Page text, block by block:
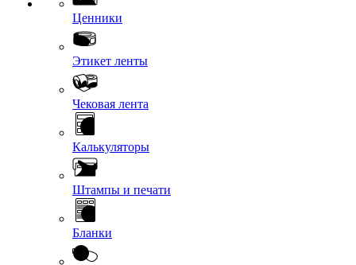
Ценники
Этикет ленты
Чековая лента
Калькуляторы
Штампы и печати
Бланки